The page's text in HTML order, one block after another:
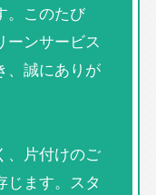
。このたび
ーンサービス
、誠にありが
、片付けのご
じます。スタ